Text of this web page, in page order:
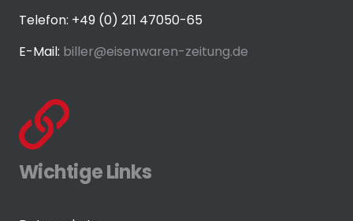
Telefon: +49 (0) 211 47050-65
E-Mail: biller@eisenwaren-zeitung.de
Wichtige Links